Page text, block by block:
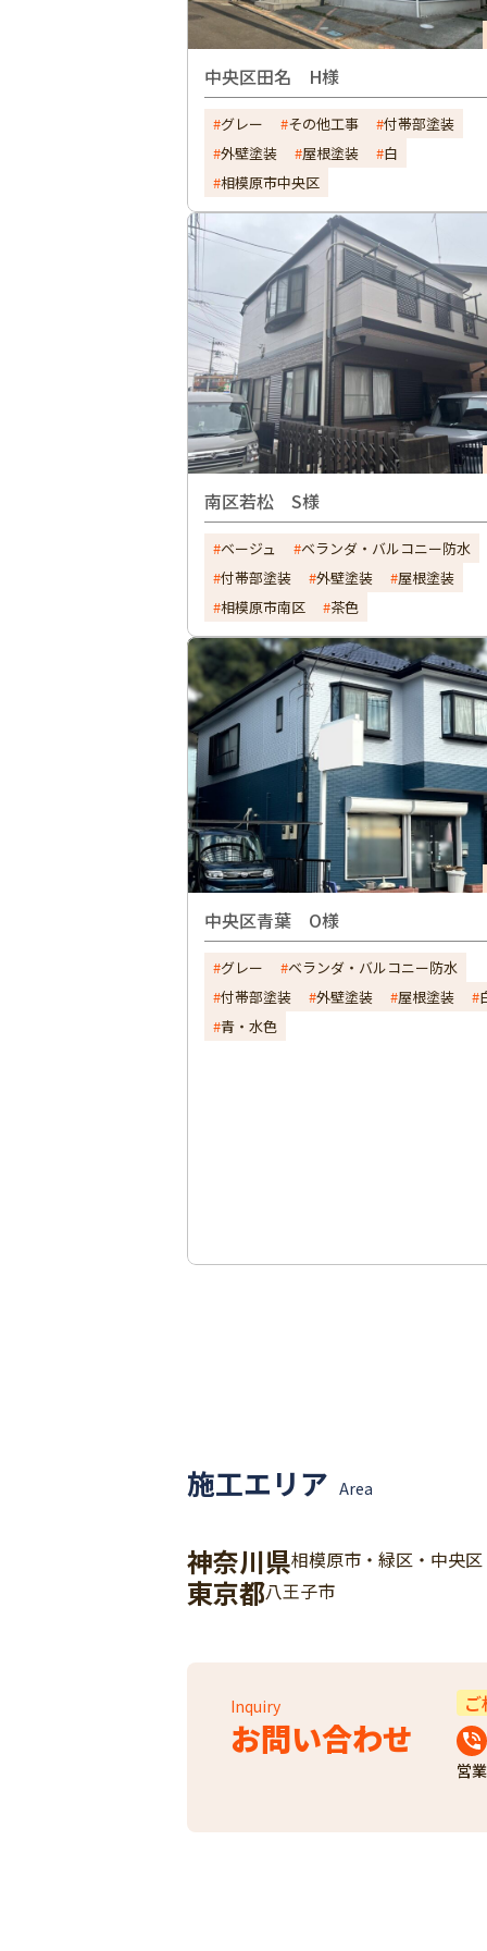
中央区田名 H様
グレー その他工事
付帯部塗装
外壁塗装
屋根塗装
白
相模原市中央区
南区若松 S様
ベージュ
ベランダ・バルコニー防水
付帯部塗装
外壁塗装
屋根塗装
相模原市南区
茶色
中央区青葉 O様
グレー
ベランダ・バルコニー防水
付帯部塗装
外壁塗装 屋根塗装
青・水色
施工エリア Area
神奈川県相模原市・緑区・中央
東京都八王子市
お問い合わせ
Inquiry
営